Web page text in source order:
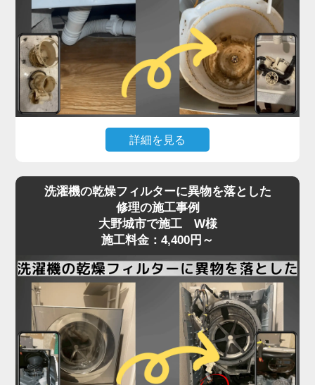
このカバーにはホコリや髪の毛、洗剤カスが溜まり
やすく、目詰まりすると排水エラーや脱水不良を引
き起こします。
また、排水ホースやトラップ内にも異物が詰まって
いることが多く、こうしたトラブルは分解しないと
確認・清掃ができません。
「家電の達人」では、洗濯機の脱水受けカバーや排
水口周辺の分解清掃を行い、排水経路をスムーズに
詰まりがひどい場合は、床下の排水管の点検・洗浄
にも対応可能。市販洗剤では解決できない深部の汚
れも、プロの技術でしっかり取り除きます。
排水の流れが悪い、エラーが頻発するなどの症状が
あれば、お早めにご相談ください。
詳細を見る
どの「水漏れ」は、放置すると床材の腐食や階下へ
の漏水被害にもつながる深刻なトラブルです。
原因はさまざまで、排水ホースの破損や接続不良、
洗濯槽内部のひび割れやゴムパッキンの劣化、さら
には排水弁や給水バルブの不具合など、目視では特
定しづらいケースが多くあります。
特に、ホースや継ぎ目部分の劣化は経年劣化による
もので、設置から5〜10年が経過した機種ではよく
見られる症状です。
洗濯機の乾燥フィルターに異物を落とした
修理の施工事例
大野城市で施工 W様
施工料金：4,400円～